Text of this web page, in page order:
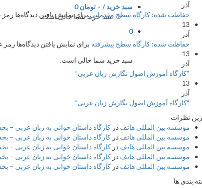
سبد خرید / ۰ تومان 0
سبد خرید شما خالی است.
0
سبد خرید شما خالی است.
آذر
حفاظت شده: کارگاه سطح مقدماتی برای نمایش یافتن دیدگاه‌ها رمز
13
آذر
حفاظت شده: کارگاه سطح پیشرفته برای نمایش یافتن دیدگاه‌ها رمز
13
آذر
“کارگاه آموزش اصول نگارش زبان عربی”
13
آذر
“کارگاه آموزش اصول نگارش زبان عربی”
نظرات
موسسه بین المللی هاتف در کارگاه داستان خوانی به زبان عربی –
موسسه بین المللی هاتف در کارگاه داستان خوانی به زبان عربی
موسسه بین المللی هاتف در کارگاه داستان خوانی به زبان عربی –
موسسه بین المللی هاتف در کارگاه داستان خوانی به زبان عربی –
موسسه بین المللی هاتف در کارگاه داستان خوانی به زبان عربی –
بندی ها